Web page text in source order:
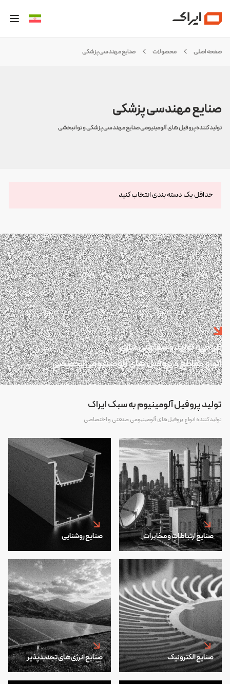
صفحه اصلی محصولات صنایع مهندسی پزشکی
صنایع مهندسی پزشکی
تولیدکننده پروفیل های آلومینیومی صنایع مهندسی پزشکی و توانبخشی
حداقل یک دسته بندی انتخاب کنید
طراحی، تولید و سفارشی سازی
انواع مقاطع و پروفیل های آلومینیومی تخصصی
تولید پروفیل‌ آلومینیوم به سبک ایراک
تولیدکننده انواع پروفیل‌های آلومینیومی صنعتی و اختصاصی
صنایع ارتباطات و مخابرات صنایع روشنایی
صنایع الکترونیک صنایع انرژی‌های تجدیدپذیر